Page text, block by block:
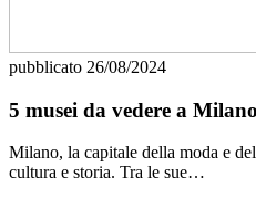
pubblicato 26/08/2024
5 musei da vedere a Milano
Milano, la capitale della moda e
cultura e storia. Tra le sue…